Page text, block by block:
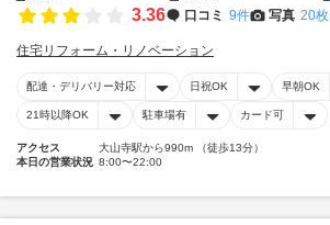
3.36 口コミ 9件 写真 20枚
住宅リフォーム・リノベーション
配達・デリバリー対応 日祝OK 早朝OK
21時以降OK 駐車場有 カード可
アクセス
大山寺駅から990m （徒歩13分）
本日の営業状況 8:00〜22:00